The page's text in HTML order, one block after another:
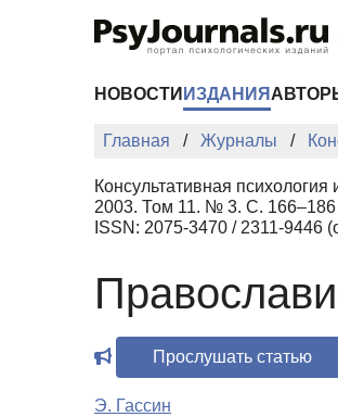
НОВОСТИ ИЗДАНИЯ
Главная Журналы
Консультативная психология
2003. Том 11. № 3. С. 166–186
ISSN: 2075-3470 / 2311-9446
Прослушать статью
Э. Гассин